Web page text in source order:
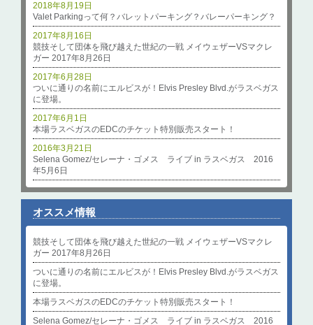
Valet Parkingって何？バレットパーキング？バレーパーキング？
2018年8月19日
競技そして団体を飛び越えた世紀の一戦 メイウェザーVSマクレ
ガー 2017年8月26日
2017年8月16日
ついに通りの名前にエルビスが！Elvis Presley Blvd.がラスベガス
に登場。
2017年6月28日
本場ラスベガスのEDCのチケット特別販売スタート！
2017年6月1日
Selena Gomez/セレーナ・ゴメス ライブ in ラスベガス 2016
年5月6日
2016年3月21日
オススメ情報
競技そして団体を飛び越えた世紀の一戦 メイウェザーVSマクレ
ガー 2017年8月26日
ついに通りの名前にエルビスが！Elvis Presley Blvd.がラスベガス
に登場。
本場ラスベガスのEDCのチケット特別販売スタート！
Selena Gomez/セレーナ・ゴメス ライブ in ラスベガス 2016